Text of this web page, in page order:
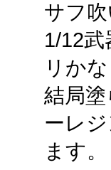
サフ
1/12
リか
結局
ーレ
ます。